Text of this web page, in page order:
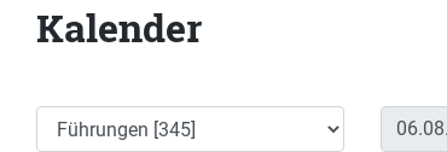
Kalender